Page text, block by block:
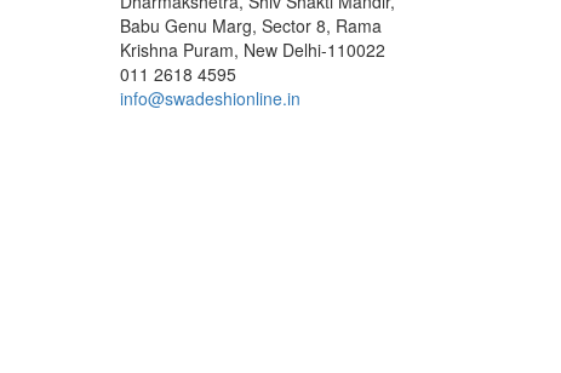
Babu Genu Marg, Sector 8, Rama
Krishna Puram, New Delhi-110022
011 2618 4595
info@swadeshionline.in